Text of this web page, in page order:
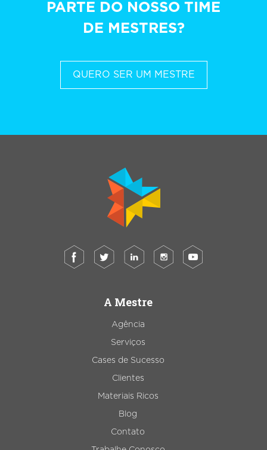
PARTE DO NOSSO TIME
DE MESTRES?
QUERO SER UM MESTRE
A Mestre
Agência
Serviços
Cases de Sucesso
Clientes
Materiais Ricos
Blog
Contato